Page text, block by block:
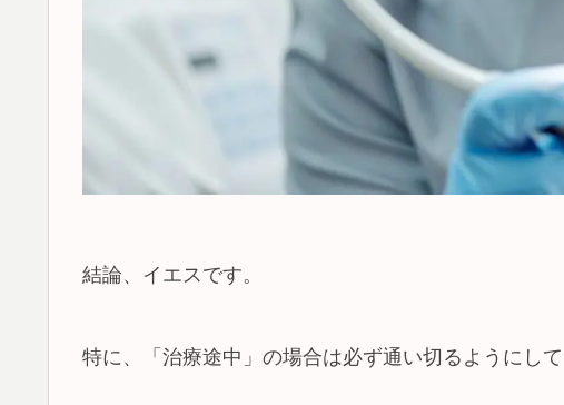
結論、イエスです。
特に、「治療途中」の場合は必ず通い切るようにして